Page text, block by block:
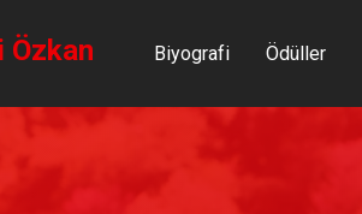
Özkan Biyografi Ödüller